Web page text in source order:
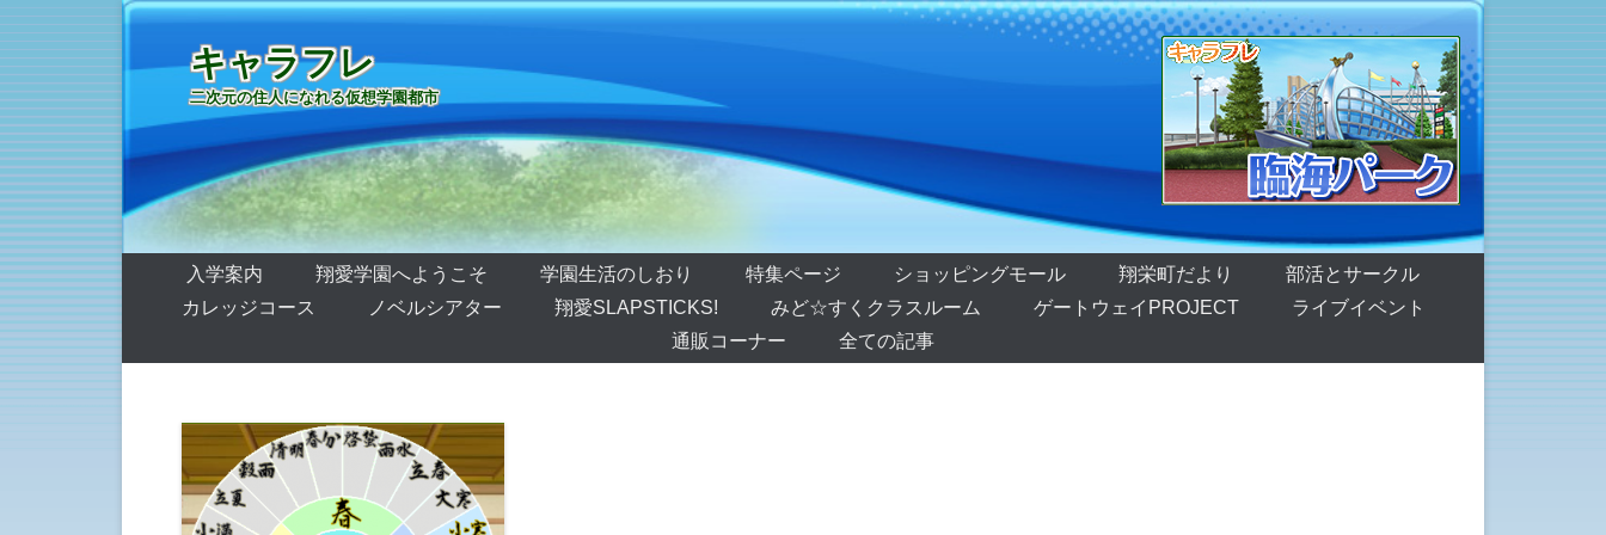
キャラフレ
二次元の住人になれる仮想学園都市
第1メニュー
コンテンツへ移動
入学案内 翔愛学園へようこそ 学園生活のしおり 特集ページ ショッピングモール 翔栄町だより
部活とサークル
カレッジコース
ノベルシアター 翔愛SLAPSTICKS! みど☆すくクラスルーム ゲートウェイPROJECT
ライブイベント
通販コーナー
全ての記事